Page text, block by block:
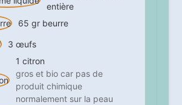
entière
65 gr beurre
3 œufs
1 citron
gros et bio car pas de
produit chimique
normalement sur la peau